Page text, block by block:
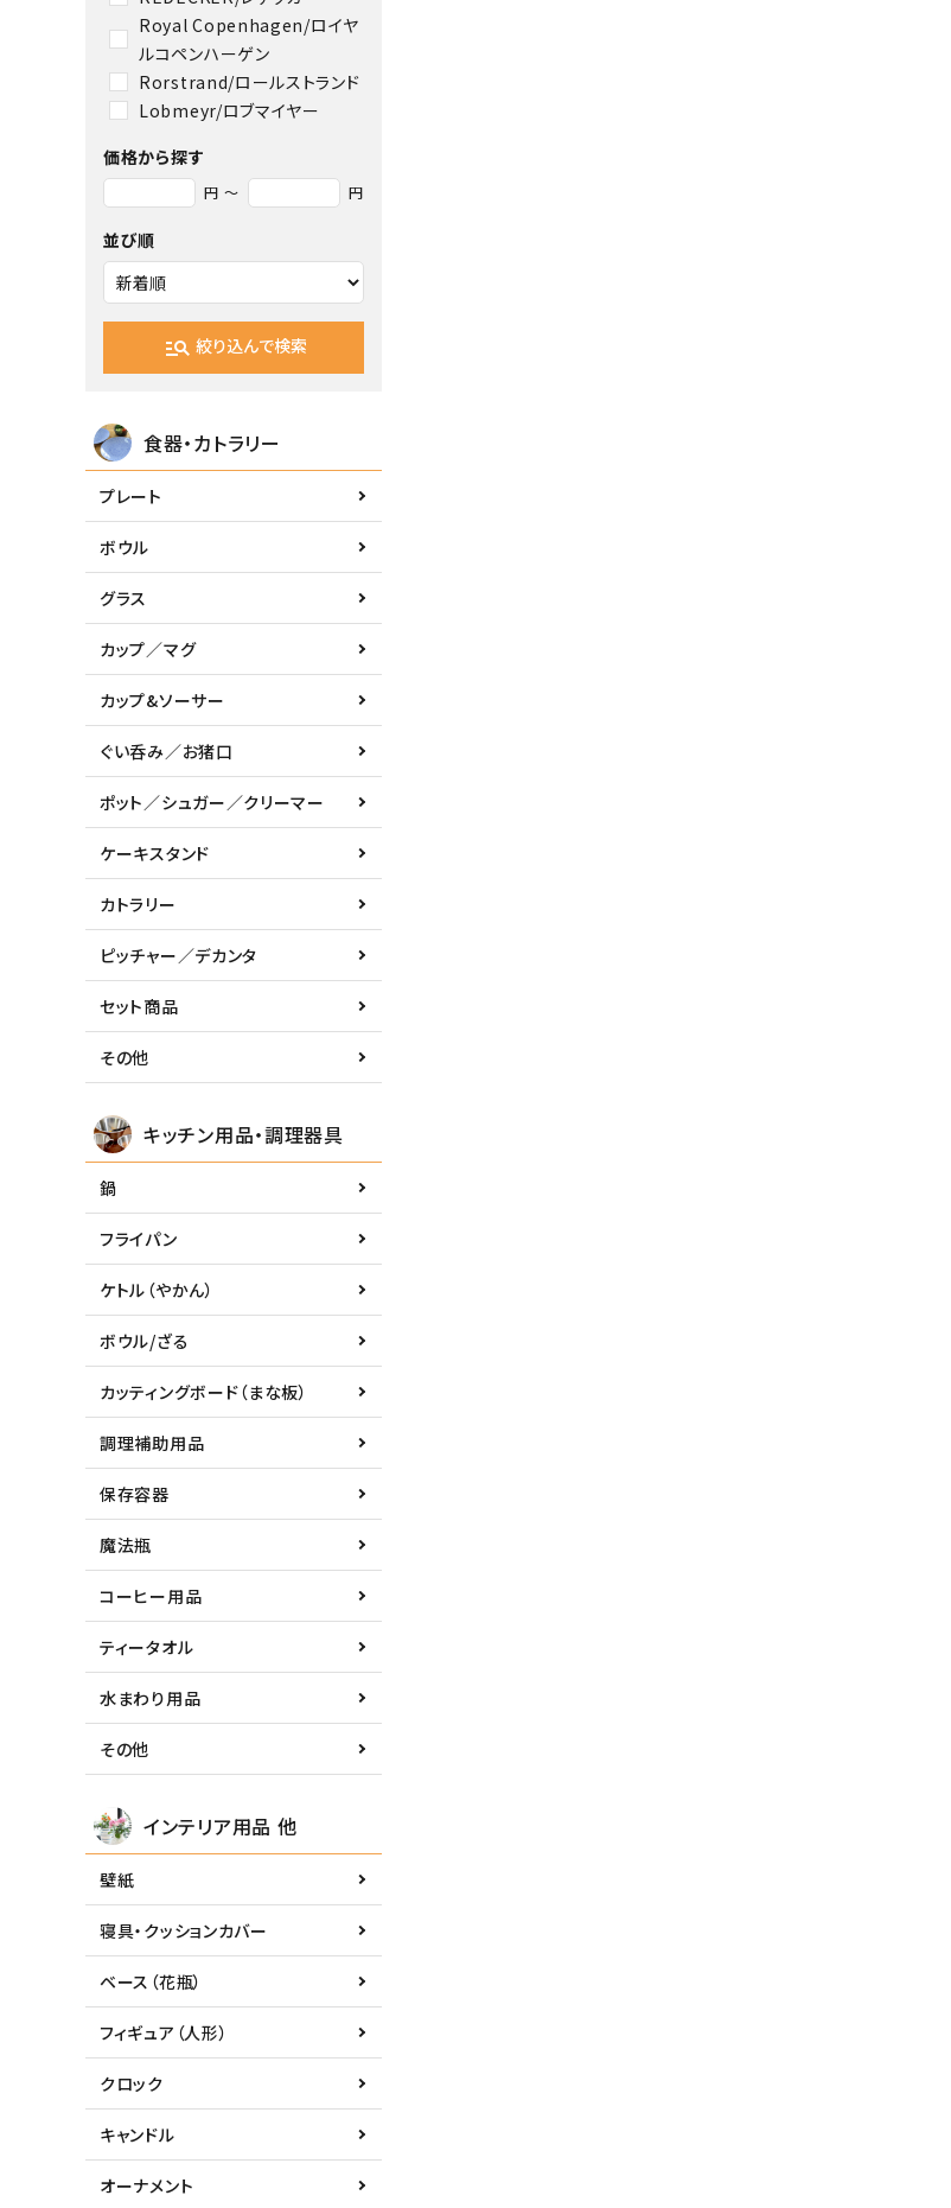
Royal Copenhagen/ロイヤ
ルコペンハーゲン
Rorstrand/ロールストランド
Lobmeyr/ロブマイヤー
価格から探す
円 ～ 円
並び順
manage_search 絞り込んで検索
食器・カトラリー
プレート
ボウル
グラス
カップ／マグ
カップ&ソーサー
ぐい呑み／お猪口
ポット／シュガー／クリーマー
ケーキスタンド
カトラリー
ピッチャー／デカンタ
セット商品
その他
キッチン用品・調理器具
鍋
フライパン
ケトル（やかん）
ボウル/ざる
カッティングボード（まな板）
調理補助用品
保存容器
魔法瓶
コーヒー用品
ティータオル
水まわり用品
その他
インテリア用品 他
壁紙
寝具・クッションカバー
ベース（花瓶）
フィギュア（人形）
クロック
キャンドル
オーナメント